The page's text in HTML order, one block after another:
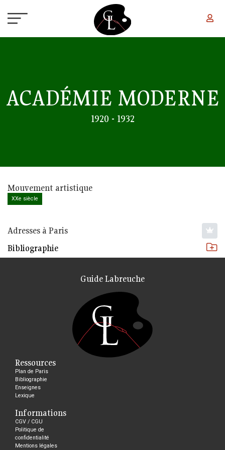
ACADÉMIE MODERNE
1920 - 1932
Mouvement artistique
XXe siècle
Adresses à Paris
Bibliographie
Guide Labreuche
Ressources
Plan de Paris
Bibliographie
Enseignes
Lexique
Informations
CGV / CGU
Politique de
confidentialité
Mentions légales